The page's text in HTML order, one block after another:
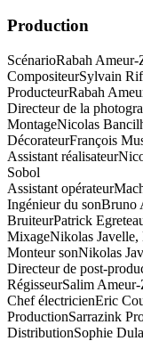
Production
ScénarioRabah Ameur-
CompositeurSylvain
ProducteurRabah
Directeur de la
MontageNicolas
DécorateurFrançois
Assistant réalisateur
Sobol
Assistant opérateur
Ingénieur du sonBruno
BruiteurPatrick
MixageNikolas
Monteur sonNikolas
Directeur de post-
RégisseurSalim
Chef électricienEric
ProductionSarrazink
DistributionSophie